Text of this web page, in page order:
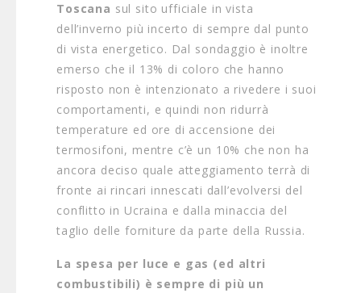
Toscana sul sito ufficiale in vista
dell’inverno più incerto di sempre dal punto
di vista energetico. Dal sondaggio è inoltre
emerso che il 13% di coloro che hanno
risposto non è intenzionato a rivedere i suoi
comportamenti, e quindi non ridurrà
temperature ed ore di accensione dei
termosifoni, mentre c’è un 10% che non ha
ancora deciso quale atteggiamento terrà di
fronte ai rincari innescati dall’evolversi del
conflitto in Ucraina e dalla minaccia del
taglio delle forniture da parte della Russia.
La spesa per luce e gas (ed altri
combustibili) è sempre di più un